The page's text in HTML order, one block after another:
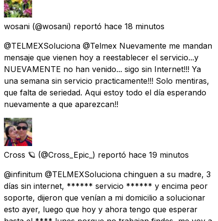
wosani (@wosani) reportó hace 18 minutos
@TELMEXSoluciona @Telmex Nuevamente me mandan
mensaje que vienen hoy a reestablecer el servicio...y
NUEVAMENTE no han venido... sigo sin Internet!!! Ya
una semana sin servicio practicamente!!! Solo mentiras,
que falta de seriedad. Aqui estoy todo el día esperando
nuevamente a que aparezcan!!
Cross 🪐 (@Cross_Epic_) reportó hace 19 minutos
@infinitum @TELMEXSoluciona chinguen a su madre, 3
días sin internet, ****** servicio ****** y encima peor
soporte, dijeron que venían a mi domicilio a solucionar
esto ayer, luego que hoy y ahora tengo que esperar